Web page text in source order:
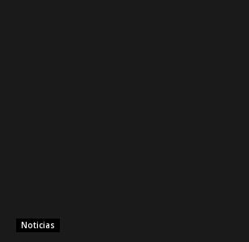
Noticias